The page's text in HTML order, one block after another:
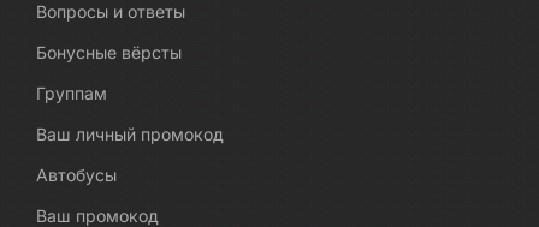
Вопросы и ответы
Бонусные вёрсты
Группам
Ваш личный промокод
Автобусы
Ваш промокод